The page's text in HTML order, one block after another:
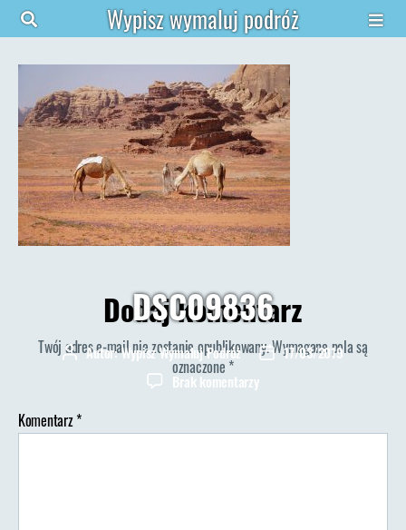
Wypisz wymaluj podróż
DSC09836
AutorAutor:Wypisz Wymaluj Podróż
Data17/03/2019
Brak komentarzydo
Dodaj komentarz
Twój adres e-mail nie zostanie opublikowany.Wymagane pola są
oznaczone *
Komentarz*